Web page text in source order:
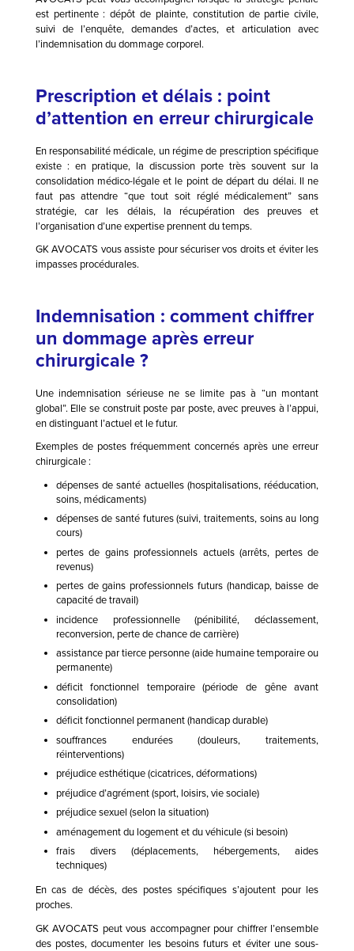
est pertinente : dépôt de plainte, constitution de partie civile,
suivi de l’enquête, demandes d’actes, et articulation avec
l’indemnisation du dommage corporel.
Prescription et délais : point
d’attention en erreur chirurgicale
En responsabilité médicale, un régime de prescription spécifique
existe : en pratique, la discussion porte très souvent sur la
consolidation médico-légale et le point de départ du délai. Il ne
faut pas attendre “que tout soit réglé médicalement” sans
stratégie, car les délais, la récupération des preuves et
l’organisation d’une expertise prennent du temps.
GK AVOCATS vous assiste pour sécuriser vos droits et éviter les
impasses procédurales.
Indemnisation : comment chiffrer
un dommage après erreur
chirurgicale ?
Une indemnisation sérieuse ne se limite pas à “un montant
global”. Elle se construit poste par poste, avec preuves à l’appui,
en distinguant l’actuel et le futur.
Exemples de postes fréquemment concernés après une erreur
chirurgicale :
dépenses de santé actuelles (hospitalisations, rééducation,
soins, médicaments)
dépenses de santé futures (suivi, traitements, soins au long
cours)
pertes de gains professionnels actuels (arrêts, pertes de
revenus)
pertes de gains professionnels futurs (handicap, baisse de
capacité de travail)
incidence professionnelle (pénibilité, déclassement,
reconversion, perte de chance de carrière)
assistance par tierce personne (aide humaine temporaire ou
permanente)
déficit fonctionnel temporaire (période de gêne avant
consolidation)
déficit fonctionnel permanent (handicap durable)
souffrances endurées (douleurs, traitements,
réinterventions)
préjudice esthétique (cicatrices, déformations)
préjudice d’agrément (sport, loisirs, vie sociale)
préjudice sexuel (selon la situation)
aménagement du logement et du véhicule (si besoin)
frais divers (déplacements, hébergements, aides
techniques)
En cas de décès, des postes spécifiques s’ajoutent pour les
proches.
GK AVOCATS peut vous accompagner pour chiffrer l’ensemble
des postes, documenter les besoins futurs et éviter une sous-